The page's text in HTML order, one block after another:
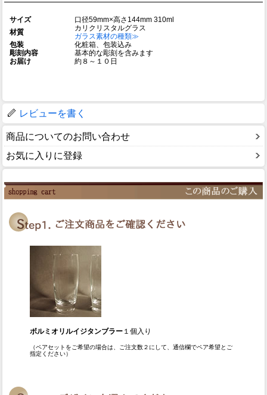
サイズ
口径59mm×高さ144mm 310ml
材質
カリクリスタルグラス
ガラス素材の種類≫
包装
化粧箱、包装込み
彫刻内容
基本的な彫刻を含みます
お届け
約８～１０日
レビューを書く
商品についてのお問い合わせ
お気に入りに登録
ボルミオリルイジタンブラー１個入り
（ペアセットをご希望の場合は、ご注文数２にして、通信欄でペア希望とご
指定ください）